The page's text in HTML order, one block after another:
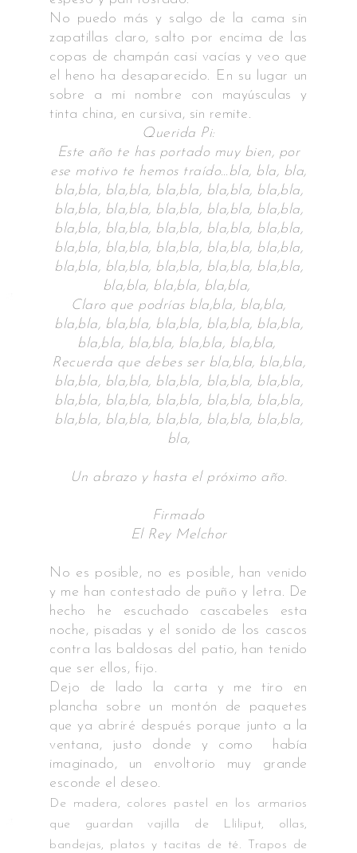
No puedo más y salgo de la cama sin
zapatillas claro, salto por encima de las
copas de champán casi vacías y veo que
el heno ha desaparecido. En su lugar un
sobre a mi nombre con mayúsculas y
tinta china, en cursiva, sin remite.
Querida Pi:
Este año te has portado muy bien, por
ese motivo te hemos traído…bla, bla, bla,
bla,bla, bla,bla, bla,bla, bla,bla, bla,bla,
bla,bla, bla,bla, bla,bla, bla,bla, bla,bla,
bla,bla, bla,bla, bla,bla, bla,bla, bla,bla,
bla,bla, bla,bla, bla,bla, bla,bla, bla,bla,
bla,bla, bla,bla, bla,bla, bla,bla, bla,bla,
bla,bla, bla,bla, bla,bla,
Claro que podrías bla,bla, bla,bla,
bla,bla, bla,bla, bla,bla, bla,bla, bla,bla,
bla,bla, bla,bla, bla,bla, bla,bla,
Recuerda que debes ser bla,bla, bla,bla,
bla,bla, bla,bla, bla,bla, bla,bla, bla,bla,
bla,bla, bla,bla, bla,bla, bla,bla, bla,bla,
bla,bla, bla,bla, bla,bla, bla,bla, bla,bla,
bla,
Un abrazo y hasta el próximo año.
Firmado
El Rey Melchor
No es posible, no es posible, han venido
y me han contestado de puño y letra. De
hecho he escuchado cascabeles esta
noche, pisadas y el sonido de los cascos
contra las baldosas del patio, han tenido
que ser ellos, fijo.
Dejo de lado la carta y me tiro en
plancha sobre un montón de paquetes
que ya abriré después porque junto a la
ventana, justo donde y como había
imaginado, un envoltorio muy grande
esconde el deseo.
De madera, colores pastel en los armarios
que guardan vajilla de Lliliput, ollas,
bandejas, platos y tacitas de té. Trapos de